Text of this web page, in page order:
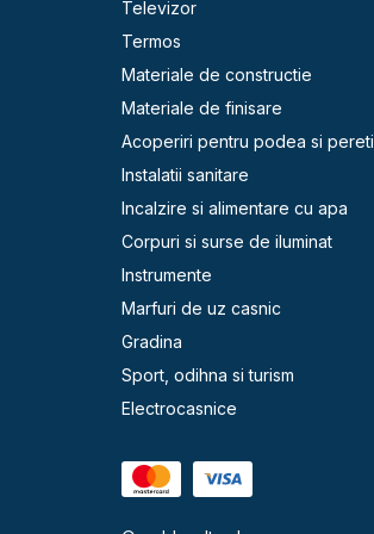
Televizor
Termos
Materiale de constructie
Materiale de finisare
Acoperiri pentru podea si pereti
Instalatii sanitare
Incalzire si alimentare cu apa
Corpuri si surse de iluminat
Instrumente
Marfuri de uz casnic
Gradina
Sport, odihna si turism
Electrocasnice